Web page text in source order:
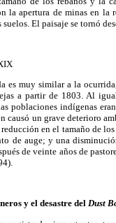
la apertura de minas en
suelos. El paisaje se tornó
es muy similar a la
a partir de 1803. Al
poblaciones indígenas
causó un grave deterioro
en el tamaño de
de auge; y una
de veinte años de
y el desastre del Dust